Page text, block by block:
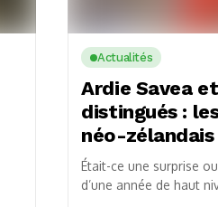
Actualités
Ardie Savea
distingués :
néo-zélandais
Était-ce une surprise
d’une année de haut